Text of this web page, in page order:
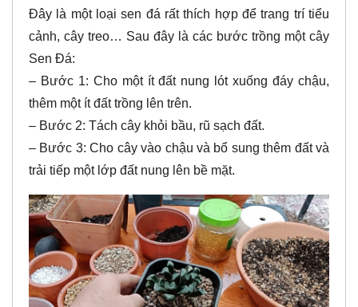
Đây là một loại sen đá rất thích hợp để trang trí tiểu
cảnh, cây treo… Sau đây là các bước trồng một cây
Sen Đá:
– Bước 1: Cho một ít đất nung lót xuống đáy chậu,
thêm một ít đất trồng lên trên.
– Bước 2: Tách cây khỏi bầu, rũ sạch đất.
– Bước 3: Cho cây vào chậu và bổ sung thêm đất và
trải tiếp một lớp đất nung lên bề mặt.